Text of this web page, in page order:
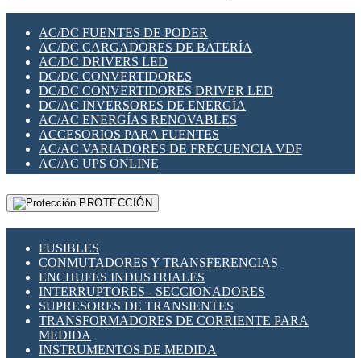
SWITCH Y MICROSWITCH
TARJETAS PI
UNIÓN Y DERIVACIÓN DE CABLE
PLACAS MODULARES IOT
SWITCHES Y REDES WIFI
SOLUCIONES IOT
SOLUCIONES LORAWAN
SOLUCIONES RED CELULAR
SEGURIDAD PARA REDES
SWITCHES LAN
TELEFONÍA IP (VOIP)
VIGILANCIA IP (CCTV)
MESHTASTIC
AC/DC FUENTES DE PODER
AC/DC CARGADORES DE BATERÍA
AC/DC DRIVERS LED
DC/DC CONVERTIDORES
DC/DC CONVERTIDORES DRIVER LED
DC/AC INVERSORES DE ENERGÍA
AC/AC ENERGÍAS RENOVABLES
ACCESORIOS PARA FUENTES
AC/AC VARIADORES DE FRECUENCIA VDF
AC/AC UPS ONLINE
PROTECCIÓN
FUSIBLES
CONMUTADORES Y TRANSFERENCIAS
ENCHUFES INDUSTRIALES
INTERRUPTORES - SECCIONADORES
SUPRESORES DE TRANSIENTES
TRANSFORMADORES DE CORRIENTE PARA
MEDIDA
INSTRUMENTOS DE MEDIDA